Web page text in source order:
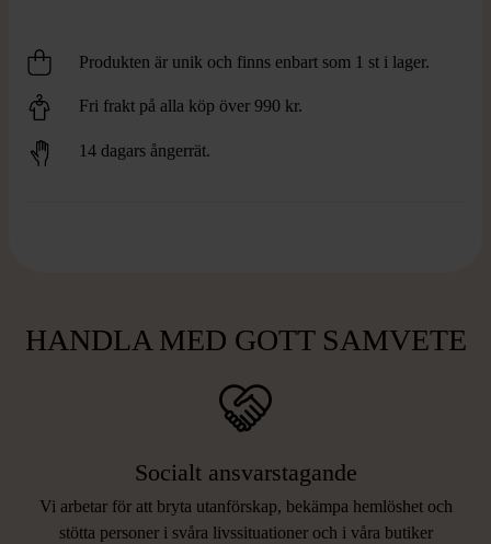
Produkten är unik och finns enbart som 1 st i lager.
Fri frakt på alla köp över 990 kr.
14 dagars ångerrät.
HANDLA MED GOTT SAMVETE
Socialt ansvarstagande
Vi arbetar för att bryta utanförskap, bekämpa hemlöshet och
stötta personer i svåra livssituationer och i våra butiker